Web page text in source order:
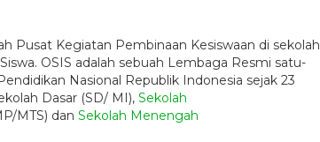
Pusat Kegiatan Pembinaan Kesiswaan di sekolah
OSIS adalah sebuah Lembaga Resmi satu-
Nasional Republik Indonesia sejak 23
Dasar (SD/ MI), Sekolah
MTS) dan Sekolah Menengah